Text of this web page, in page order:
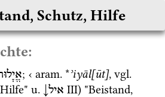
Schutz, Hilfe
; ‹ aram. *ʾiyāl[ūt], vgl.
u. איל ‎ III) "Beistand,